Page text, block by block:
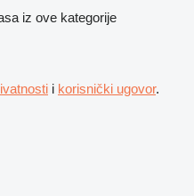
iz ove kategorije
i korisnički ugovor.